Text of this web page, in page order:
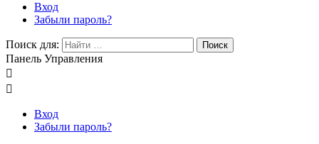
Вход
Забыли пароль?
Поиск для: Поиск
Панель Управления


Вход
Забыли пароль?